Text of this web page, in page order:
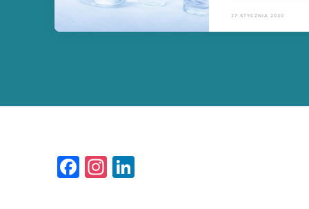
27 STYCZNIA 2020
Facebook
Instagram